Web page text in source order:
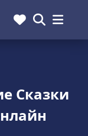
Сказки